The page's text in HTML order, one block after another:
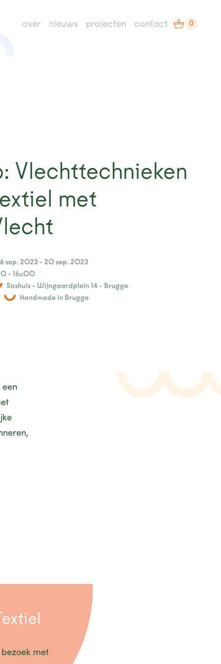
over nieuws projecten contact 0
Vlechttechnieken
met
sep. 2023 - 20 sep. 2023
- 16u00
Sashuis - Wijngaardplein 14 - Brugge
Handmade in Brugge
met